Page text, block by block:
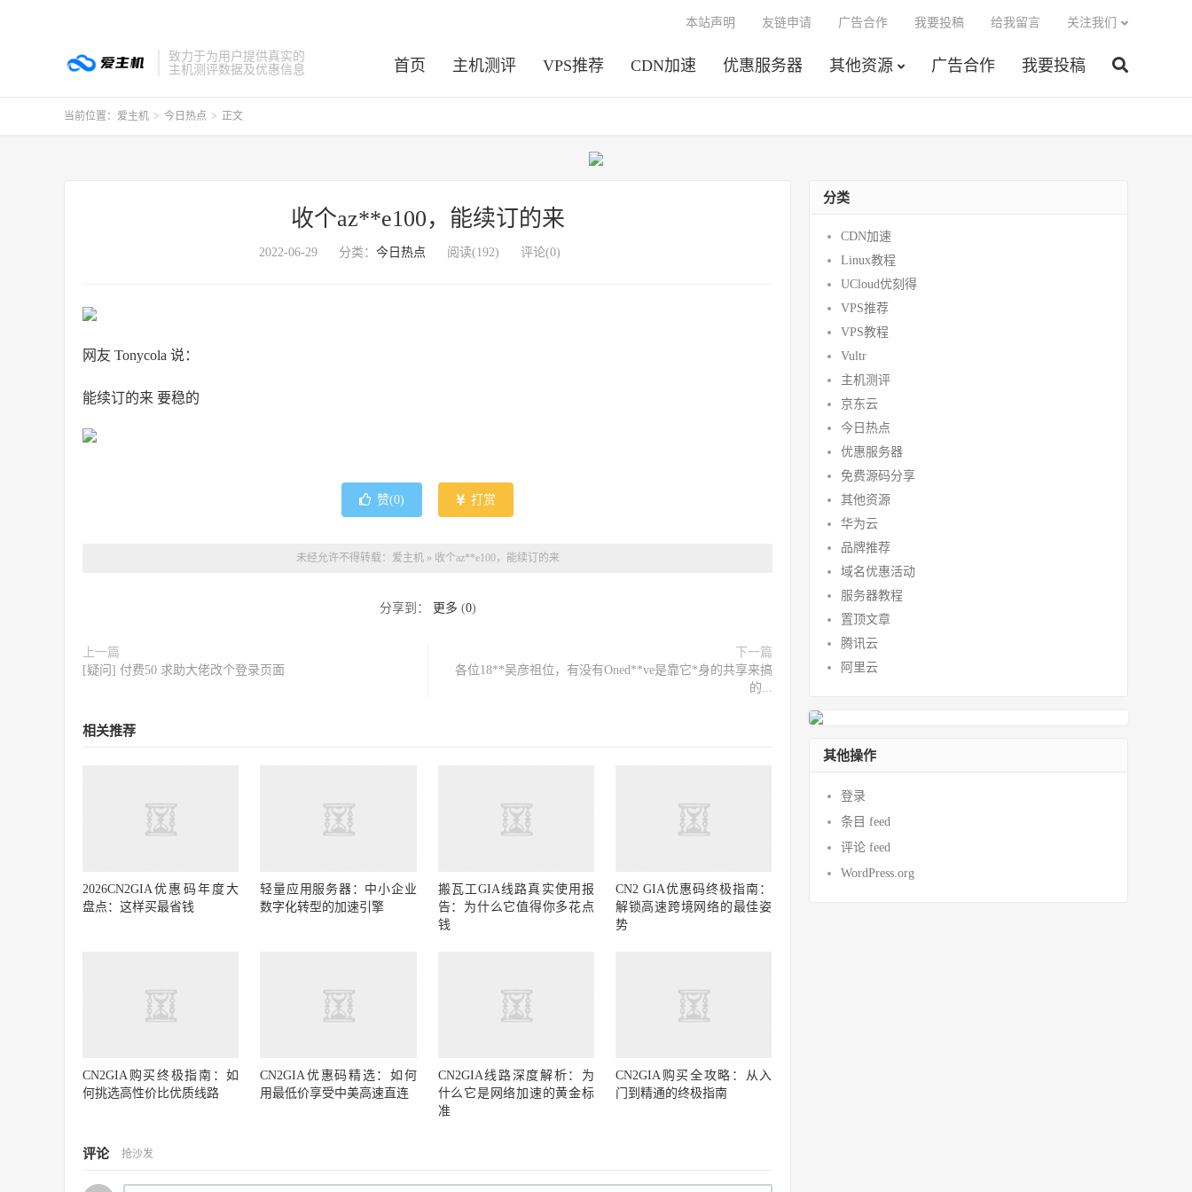
致力于为用户提供真实的
主机测评数据及优惠信息
首页 主机测评 VPS推荐 CDN加速 优惠服务器 其他资源 广告合作 我要投稿
本站声明 友链申请 广告合作 我要投稿 给我留言 关注我们
当前位置： 爱主机 > 今日热点 > 正文
收个az**e100，能续订的来
2022-06-29 分类： 今日热点 阅读(192) 评论(0)
网友 Tonycola 说：
能续订的来 要稳的
赞(0) 打赏
未经允许不得转载： 爱主机» 收个az**e100，能续订的来
分享到： 更多 (0)
上一篇
[疑问] 付费50 求助大佬改个登录页面
下一篇
各位18**吴彦祖位，有没有Oned**ve是靠它*身的共享来搞
的...
相关推荐
2026CN2GIA优惠码年度大
盘点：这样买最省钱
轻量应用服务器：中小企业
数字化转型的加速引擎
搬瓦工GIA线路真实使用报
告：为什么它值得你多花点
钱
CN2 GIA优惠码终极指南：
解锁高速跨境网络的最佳姿
势
CN2GIA购买终极指南：如
何挑选高性价比优质线路
CN2GIA优惠码精选：如何
用最低价享受中美高速直连
CN2GIA线路深度解析：为
什么它是网络加速的黄金标
准
CN2GIA购买全攻略：从入
门到精通的终极指南
评论 抢沙发
分类
CDN加速
Linux教程
UCloud优刻得
VPS推荐
VPS教程
Vultr
主机测评
京东云
今日热点
优惠服务器
免费源码分享
其他资源
华为云
品牌推荐
域名优惠活动
服务器教程
置顶文章
腾讯云
阿里云
其他操作
登录
条目 feed
评论 feed
WordPress.org